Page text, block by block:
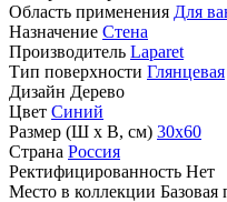
Область применения Для
Назначение Стена
Производитель Laparet
Тип поверхности Глянцевая
Дизайн Дерево
Цвет Синий
Размер (Ш х В, см) 30х60
Страна Россия
Ректифицированность Нет
Место в коллекции Базовая